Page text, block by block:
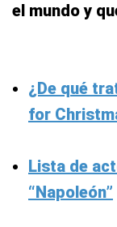
el mundo y
¿De qué
for
Lista de
“Napoleón”